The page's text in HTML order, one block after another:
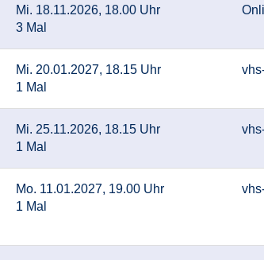
Mi. 18.11.2026, 18.00 Uhr
3 Mal
Mi. 20.01.2027, 18.15 Uhr
1 Mal
Mi. 25.11.2026, 18.15 Uhr
1 Mal
Mo. 11.01.2027, 19.00 Uhr
1 Mal